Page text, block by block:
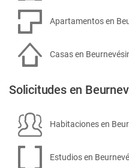
Apartamentos en
Casas en
Solicitudes en
Habitaciones en
Estudios en